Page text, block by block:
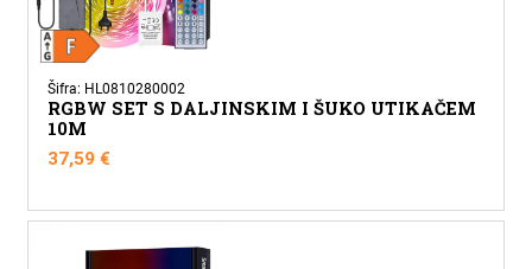
Šifra: HL0810280002
RGBW SET S DALJINSKIM I ŠUKO UTIKAČEM
10M
37,59€